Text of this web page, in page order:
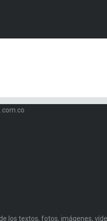
los textos, fotos, imágenes,